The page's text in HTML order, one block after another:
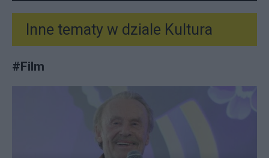
Inne tematy w dziale Kultura
#Film